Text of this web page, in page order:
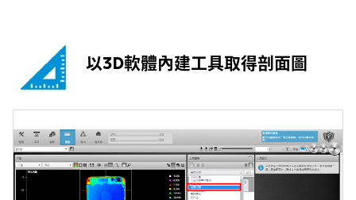
以3D軟體內建工具取得剖面圖